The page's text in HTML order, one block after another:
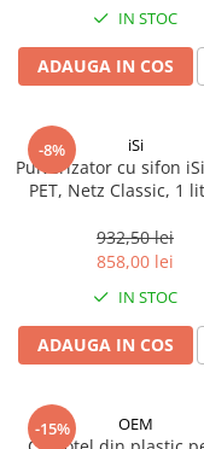
Terine si placinte
Uleiuri speciale/
Ulei de masline
Ulei Gewurzgarten
Ulei Huilerie Beaujolaise
Ulei Huileries du Berry
Uleiuri aromatizate
Ulei Wiberg Gastro
IN STOC
ADAUGA IN COS
-8% iSi
Pulverizator cu sifon
PET, Netz Classic, 1
932,50 lei
858,00 lei
IN STOC
ADAUGA IN COS
-15% OEM